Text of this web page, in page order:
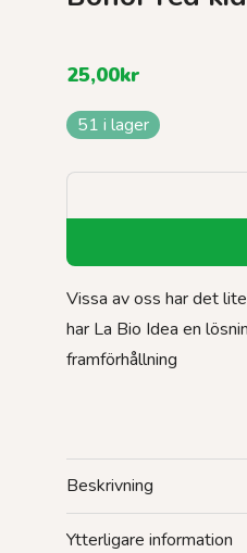
25,00kr
51 i lager
Vissa av oss har det
har La Bio Idea en
framförhållning
Beskrivning
Ytterligare information